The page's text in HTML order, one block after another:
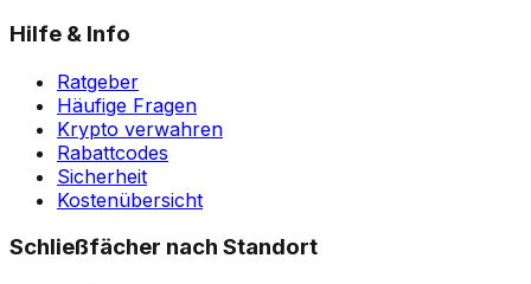
Hilfe & Info
Ratgeber
Häufige Fragen
Krypto verwahren
Rabattcodes
Sicherheit
Kostenübersicht
Schließfächer nach Standort